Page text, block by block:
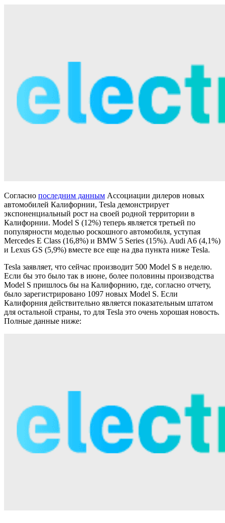
Согласно последним данным Ассоциации дилеров новых
автомобилей Калифорнии, Tesla демонстрирует
экспоненциальный рост на своей родной территории в
Калифорнии. Model S (12%) теперь является третьей по
популярности моделью роскошного автомобиля, уступая
Mercedes E Class (16,8%) и BMW 5 Series (15%). Audi A6 (4,1%)
и Lexus GS (5,9%) вместе все еще на два пункта ниже Tesla.
Tesla заявляет, что сейчас производит 500 Model S в неделю.
Если бы это было так в июне, более половины производства
Model S пришлось бы на Калифорнию, где, согласно отчету,
было зарегистрировано 1097 новых Model S. Если
Калифорния действительно является показательным штатом
для остальной страны, то для Tesla это очень хорошая новость.
Полные данные ниже: